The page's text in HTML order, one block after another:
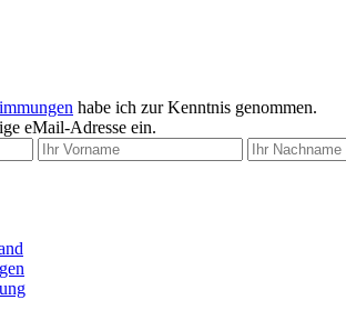
habe ich zur Kenntnis genommen.
eMail-Adresse ein.